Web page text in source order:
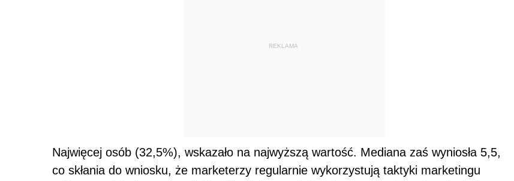
REKLAMA
Najwięcej osób (32,5%), wskazało na najwyższą wartość. Mediana zaś wyniosła 5,5,
co skłania do wniosku, że marketerzy regularnie wykorzystują taktyki marketingu